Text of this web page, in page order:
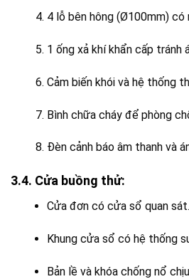
4 lỗ bên hông (Ø100mm) có
1 ống xả khí khẩn cấp tránh
Cảm biến khói và hệ thống
Bình chữa cháy để phòng
Đèn cảnh báo âm thanh và
3.4. Cửa buồng thử:
Cửa đơn có cửa sổ quan sát.
Khung cửa sổ có hệ thống
Bản lề và khóa chống nổ